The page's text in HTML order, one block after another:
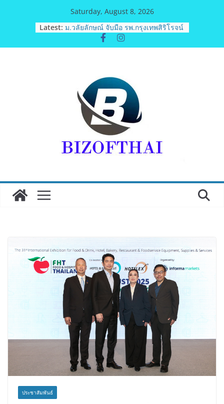
Saturday, August 8, 2026
Latest: ม.วลัยลักษณ์ จับมือ รพ.กรุงเทพสิริโรจน์
ยกระดับสารสนเทศการแพทย์-
เวชศาสตร์ป้องกัน สู่ศูนย์กลางภาคใต้
ประชาชน ครั้งที่ 2 โครงการรถไฟฟ้า
สายสีแดงเข้ม “วงเวียนใหญ่–มหาชัย”
เดินหน้าพัฒนาโครงการบนพื้นฐานข้อ
เท็จจริงและการมีส่วนร่วม
เจบีซี มวยอาชีพแห่งญี่ปุ่น พร้อม
สนับสนุนนักมวยชาวไทย “เสี่ยนริส”แนะ
เพิ่มไฟท์แฟ็กซ์ เว็บรับรองสถิติมวย หลัง
บล็อกเล็ก ผิดพลาด
ททท. เดินหน้ารุกตลาด Corporate
Connectivity ดึงนักท่องเที่ยวคุณภาพ
จากอินโดนีเซีย เริ่มเที่ยวแรกบินแรก 6
สิงหาคมนี้
ประชาสัมพันธ์